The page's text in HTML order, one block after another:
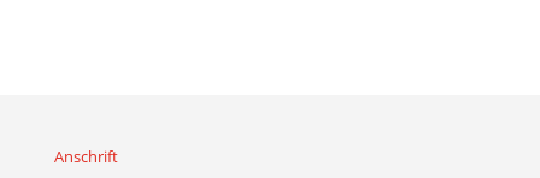
Anschrift